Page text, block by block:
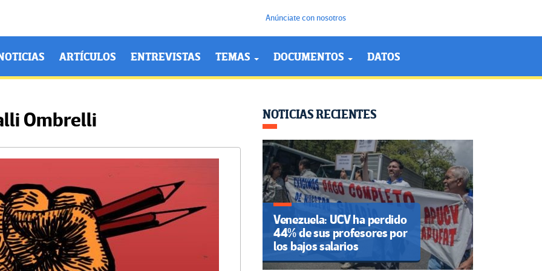
Anúnciate con nosotros
ARTÍCULOS ENTREVISTAS TEMAS DOCUMENTOS DATOS
Ombrelli NOTICIAS RECIENTES
Venezuela: UCV ha perdido
44% de sus profesores por
los bajos salarios